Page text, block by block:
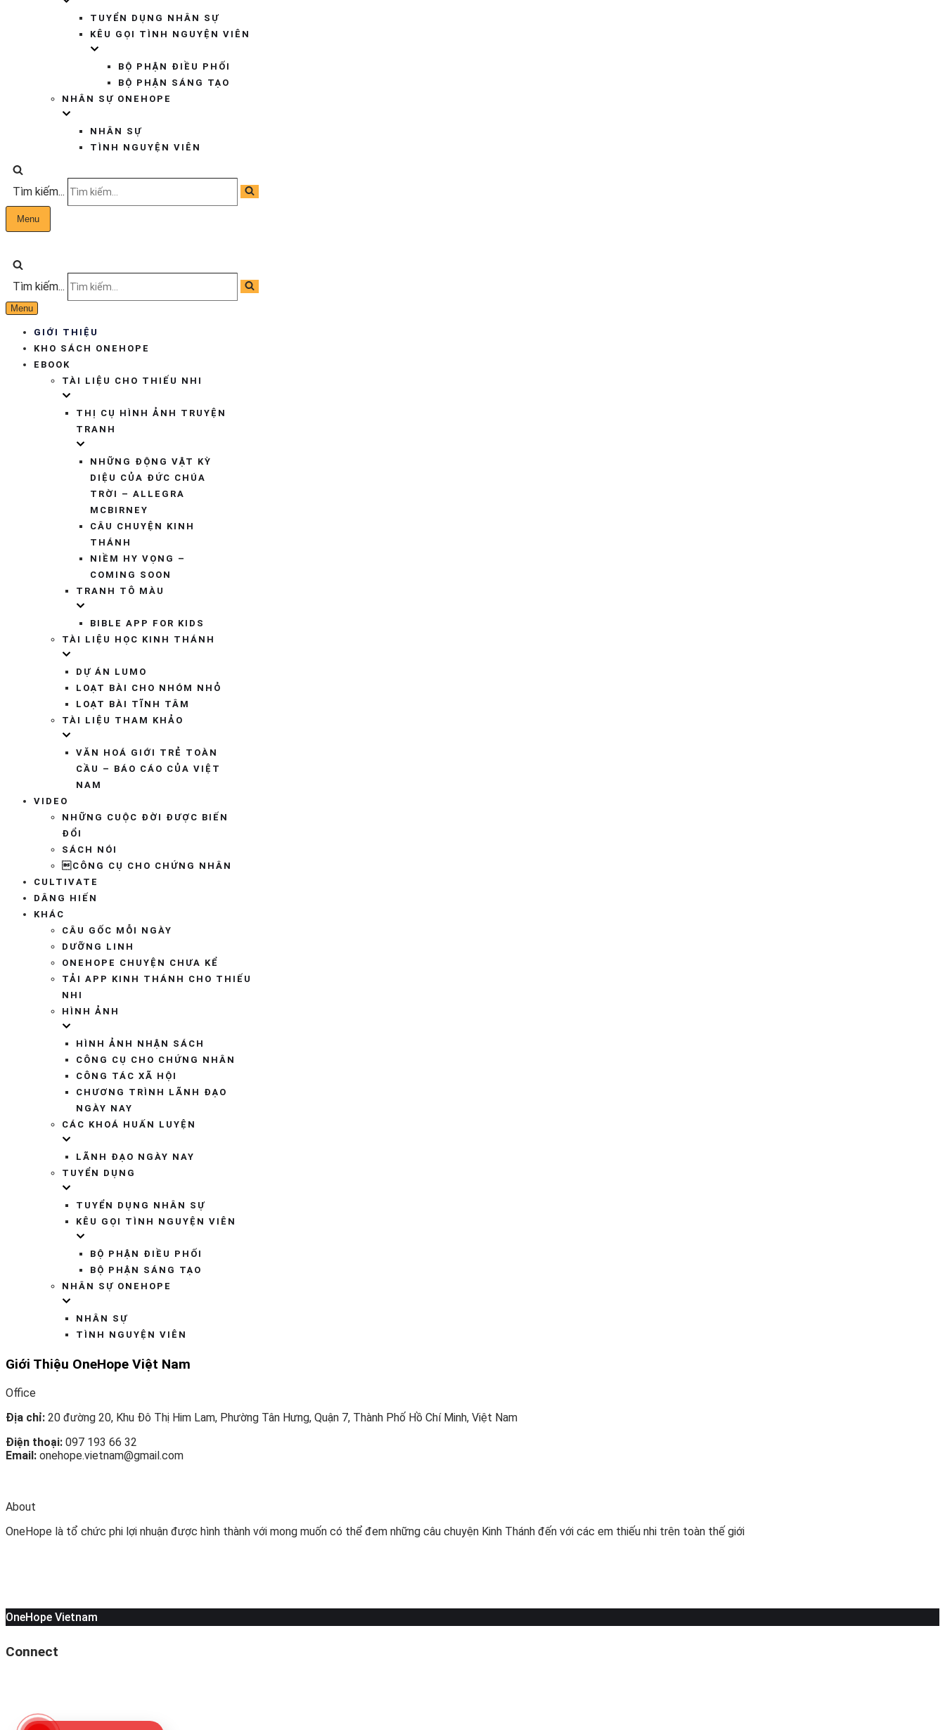
TUYỂN DỤNG NHÂN SỰ
KÊU GỌI TÌNH NGUYỆN VIÊN
BỘ PHẬN ĐIỀU PHỐI
BỘ PHẬN SÁNG TẠO
NHÂN SỰ ONEHOPE
NHÂN SỰ
TÌNH NGUYỆN VIÊN
Tìm kiếm...
Menu
Tìm kiếm...
Menu
GIỚI THIỆU
KHO SÁCH ONEHOPE
EBOOK
TÀI LIỆU CHO THIẾU NHI
THỊ CỤ HÌNH ẢNH TRUYỆN
TRANH
NHỮNG ĐỘNG VẬT KỲ
DIỆU CỦA ĐỨC CHÚA
TRỜI – ALLEGRA
MCBIRNEY
CÂU CHUYỆN KINH
THÁNH
NIỀM HY VỌNG –
COMING SOON
TRANH TÔ MÀU
BIBLE APP FOR KIDS
TÀI LIỆU HỌC KINH THÁNH
DỰ ÁN LUMO
LOẠT BÀI CHO NHÓM NHỎ
LOẠT BÀI TĨNH TÂM
TÀI LIỆU THAM KHẢO
VĂN HOÁ GIỚI TRẺ TOÀN
CẦU – BÁO CÁO CỦA VIỆT
NAM
VIDEO
NHỮNG CUỘC ĐỜI ĐƯỢC BIẾN
ĐỔI
SÁCH NÓI
CÔNG CỤ CHO CHỨNG NHÂN
CULTIVATE
DÂNG HIẾN
KHÁC
CÂU GỐC MỖI NGÀY
DƯỠNG LINH
ONEHOPE CHUYỆN CHƯA KỂ
TẢI APP KINH THÁNH CHO THIẾU
NHI
HÌNH ẢNH
HÌNH ẢNH NHẬN SÁCH
CÔNG CỤ CHO CHỨNG NHÂN
CÔNG TÁC XÃ HỘI
CHƯƠNG TRÌNH LÃNH ĐẠO
NGÀY NAY
CÁC KHOÁ HUẤN LUYỆN
LÃNH ĐẠO NGÀY NAY
TUYỂN DỤNG
TUYỂN DỤNG NHÂN SỰ
KÊU GỌI TÌNH NGUYỆN VIÊN
BỘ PHẬN ĐIỀU PHỐI
BỘ PHẬN SÁNG TẠO
NHÂN SỰ ONEHOPE
NHÂN SỰ
TÌNH NGUYỆN VIÊN
Giới Thiệu OneHope Việt Nam​
Office
Địa chỉ: 20 đường 20, Khu Đô Thị Him Lam, Phường Tân Hưng, Quận 7, Thành Phố Hồ Chí Minh, Việt Nam
Điện thoại: 097 193 66 32
Email: onehope.vietnam@gmail.com
About
OneHope là tổ chức phi lợi nhuận được hình thành với mong muốn có thể đem những câu chuyện Kinh Thánh đến với các em thiếu nhi trên toàn thế giới
Connect
OneHope Vietnam